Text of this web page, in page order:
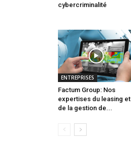
cybercriminalité
ENTREPRISES
Factum Group: Nos
expertises du leasing et
de la gestion de...